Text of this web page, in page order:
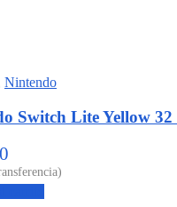
Nintendo
Switch Lite Yellow 32